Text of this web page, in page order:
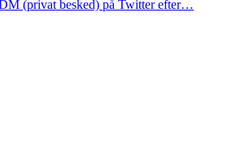
DM (privat besked) på Twitter efter…